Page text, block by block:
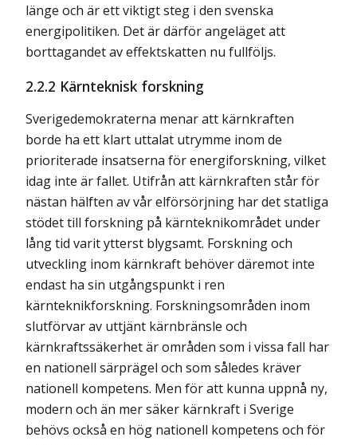
länge och är ett viktigt steg i den svenska
energipolitiken. Det är därför angeläget att
borttagandet av effektskatten nu fullföljs.
2.2.2 Kärnteknisk forskning
Sverigedemokraterna menar att kärnkraften
borde ha ett klart uttalat utrymme inom de
prioriterade insatserna för energiforskning, vilket
idag inte är fallet. Utifrån att kärnkraften står för
nästan hälften av vår elförsörjning har det statliga
stödet till forskning på kärnteknikområdet under
lång tid varit ytterst blygsamt. Forskning och
utveckling inom kärnkraft behöver däremot inte
endast ha sin utgångspunkt i ren
kärnteknikforskning. Forskningsområden inom
slutförvar av uttjänt kärnbränsle och
kärnkraftssäkerhet är områden som i vissa fall har
en nationell särprägel och som således kräver
nationell kompetens. Men för att kunna uppnå ny,
modern och än mer säker kärnkraft i Sverige
behövs också en hög nationell kompetens och för